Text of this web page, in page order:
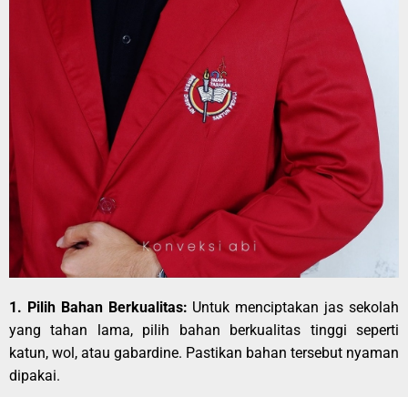
1. Pilih Bahan Berkualitas: Untuk menciptakan jas sekolah
yang tahan lama, pilih bahan berkualitas tinggi seperti
katun, wol, atau gabardine. Pastikan bahan tersebut nyaman
dipakai.